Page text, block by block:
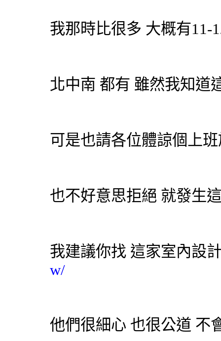
我那時比很多 大概有11-
北中南 都有 雖然我知道
可是也請各位體諒個上
也不好意思拒絕 就發生
我建議你找 這家室內設
w/
他們很細心 也很公道 不